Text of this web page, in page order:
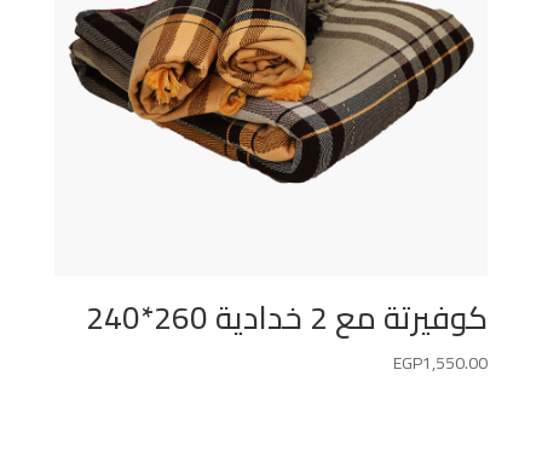
كوفيرتة مع 2 خدادية 260*240
EGP1,550.00